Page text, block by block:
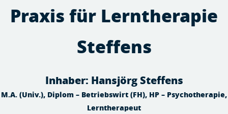
InhaltPraxis für Lerntherapie
Steffens
Inhaber: Hansjörg Steffens
M.A. (Univ.), Diplom – Betriebswirt (FH), HP – Psychotherapie,
Lerntherapeut